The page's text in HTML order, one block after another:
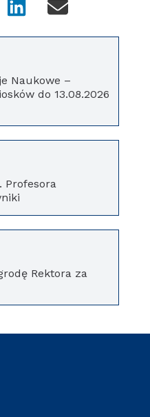
Naukowe –
do 13.08.2026
Profesora
Rektora za